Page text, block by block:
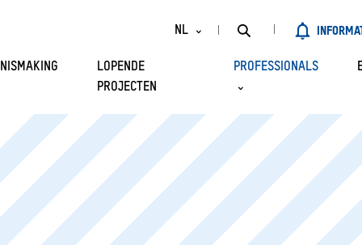
NL
EN
IN ENKELE
EN
VAN BEHEER
LOPENDE
PROJECTEN
PROFESSIONALS
LIJST VAN
CONCESSIEHOUDERS
OP ZOEK NAAR EEN
TERREIN?
OPENBARE KADEN